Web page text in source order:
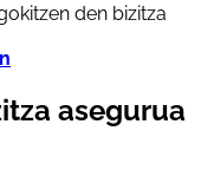
den bizitza
asegurua